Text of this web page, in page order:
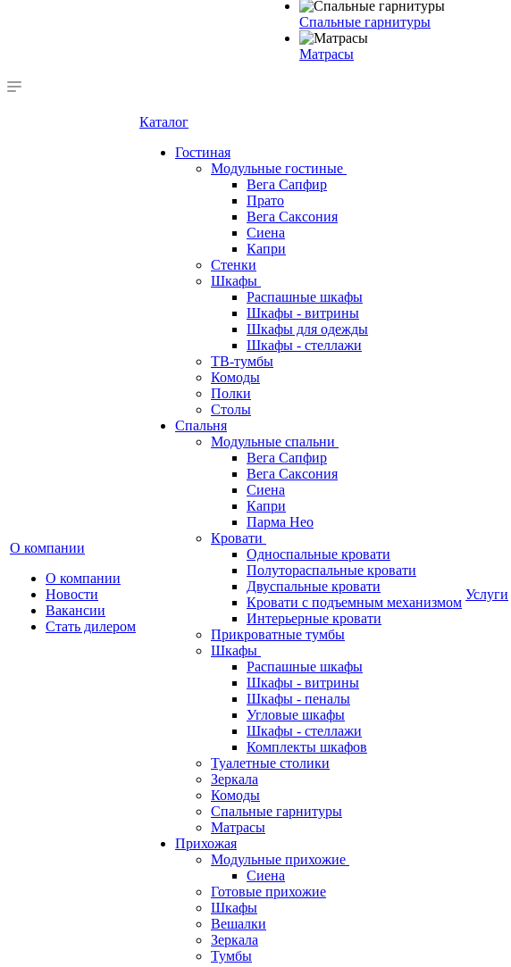
Спальные гарнитуры
Матрасы
О компании
О компании
Новости
Вакансии
Стать дилером
Каталог
Гостиная
Модульные гостиные
Вега Сапфир
Прато
Вега Саксония
Сиена
Капри
Стенки
Шкафы
Распашные шкафы
Шкафы - витрины
Шкафы для одежды
Шкафы - стеллажи
ТВ-тумбы
Комоды
Полки
Столы
Спальня
Модульные спальни
Вега Сапфир
Вега Саксония
Сиена
Капри
Парма Нео
Кровати
Односпальные кровати
Полутораспальные кровати
Двуспальные кровати
Кровати с подъемным механизмом
Интерьерные кровати
Прикроватные тумбы
Шкафы
Распашные шкафы
Шкафы - витрины
Шкафы - пеналы
Угловые шкафы
Шкафы - стеллажи
Комплекты шкафов
Туалетные столики
Зеркала
Комоды
Спальные гарнитуры
Матрасы
Прихожая
Модульные прихожие
Сиена
Готовые прихожие
Шкафы
Вешалки
Зеркала
Тумбы
Услуги